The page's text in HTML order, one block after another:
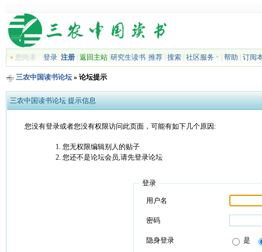
»您尚未 登录 注册| 返回主站| 研究生读书| 推荐| 搜索| 社区服务 帮助 订阅
三农中国读书论坛» 论坛提示
三农中国读书论坛 提示信息
您没有登录或者您没有权限访问此页面，可能有如下几个原因:
您无权限编辑别人的贴子
您还不是论坛会员,请先登录论坛
登录
用户名
密码
隐身登录 是